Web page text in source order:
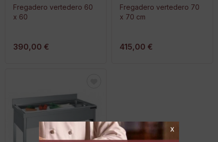
Fregadero vertedero 60
x 60
390,00 €
Fregadero vertedero 70
x 70 cm
415,00 €